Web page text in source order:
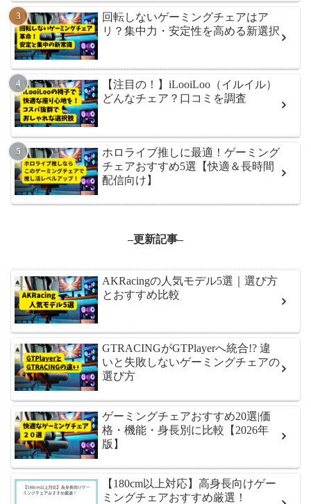
回転しないゲーミングチェアはア
リ？集中力・安定性を高める新選択
【注目の！】iLooiLoo（イルイル）
どんなチェア？口コミを調査
ホロライブ推しに最適！ゲーミング
チェアおすすめ5選【快適＆長時間
配信向け】
–更新記事–
AKRacingの人気モデル5選｜選び方
とおすすめ比較
GTRACINGがGTPlayerへ統合!? 違
いと失敗しないゲーミングチェアの
選び方
ゲーミングチェアおすすめ20選|価
格・機能・身長別に比較【2026年
版】
【180cm以上対応】高身長向けゲー
ミングチェアおすすめ厳選！